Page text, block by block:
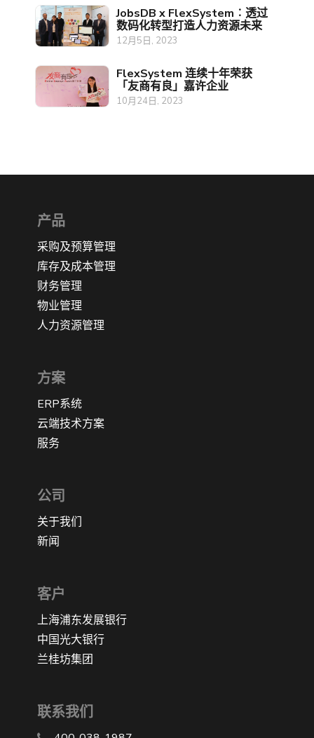
JobsDB x FlexSystem︰透过
数码化转型打造人力资源未来
12月5日, 2023
FlexSystem 连续十年荣获
「友商有良」嘉许企业
10月24日, 2023
产品
采购及预算管理
库存及成本管理
财务管理
物业管理
人力资源管理
方案
ERP系统
云端技术方案
服务
公司
关于我们
新闻
客户
上海浦东发展银行
中国光大银行
兰桂坊集团
联系我们